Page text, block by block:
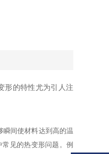
的特性尤为引人注
间使材料达到高的温
见的热变形问题。例